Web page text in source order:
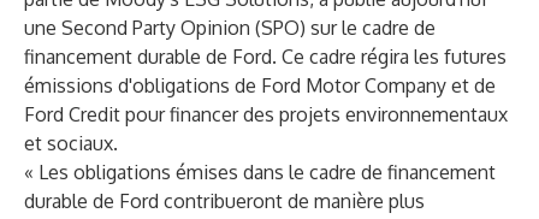
une Second Party Opinion (SPO) sur le cadre de
financement durable de Ford. Ce cadre régira les futures
émissions d'obligations de Ford Motor Company et de
Ford Credit pour financer des projets environnementaux
et sociaux.
« Les obligations émises dans le cadre de financement
durable de Ford contribueront de manière plus